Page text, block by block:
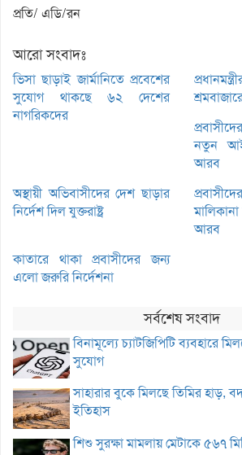
প্রতি/ এডি/রন
আরো সংবাদঃ
ভিসা ছাড়াই জার্মানিতে প্রবেশের
সুযোগ থাকছে ৬২ দেশের
নাগরিকদের
নতুন
আরব
অস্থায়ী অভিবাসীদের দেশ ছাড়ার
নির্দেশ দিল যুক্তরাষ্ট্র
আরব
কাতারে থাকা প্রবাসীদের জন্য
এলো জরুরি নির্দেশনা
সর্বশেষ সংবাদ
বিনামূল্যে চ্যাটজিপিটি ব্যবহারে
সুযোগ
সাহারার বুকে মিলছে তিমির হাড়,
ইতিহাস
শিশু সুরক্ষা মামলায় মেটাকে ৫৬৭